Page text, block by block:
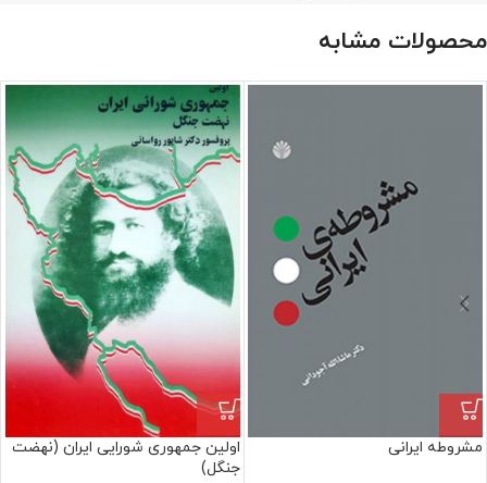
محصولات مشابه
مشروطه ایرانی
اولین جمهوری شورایی ایران (نهضت
جنگل)